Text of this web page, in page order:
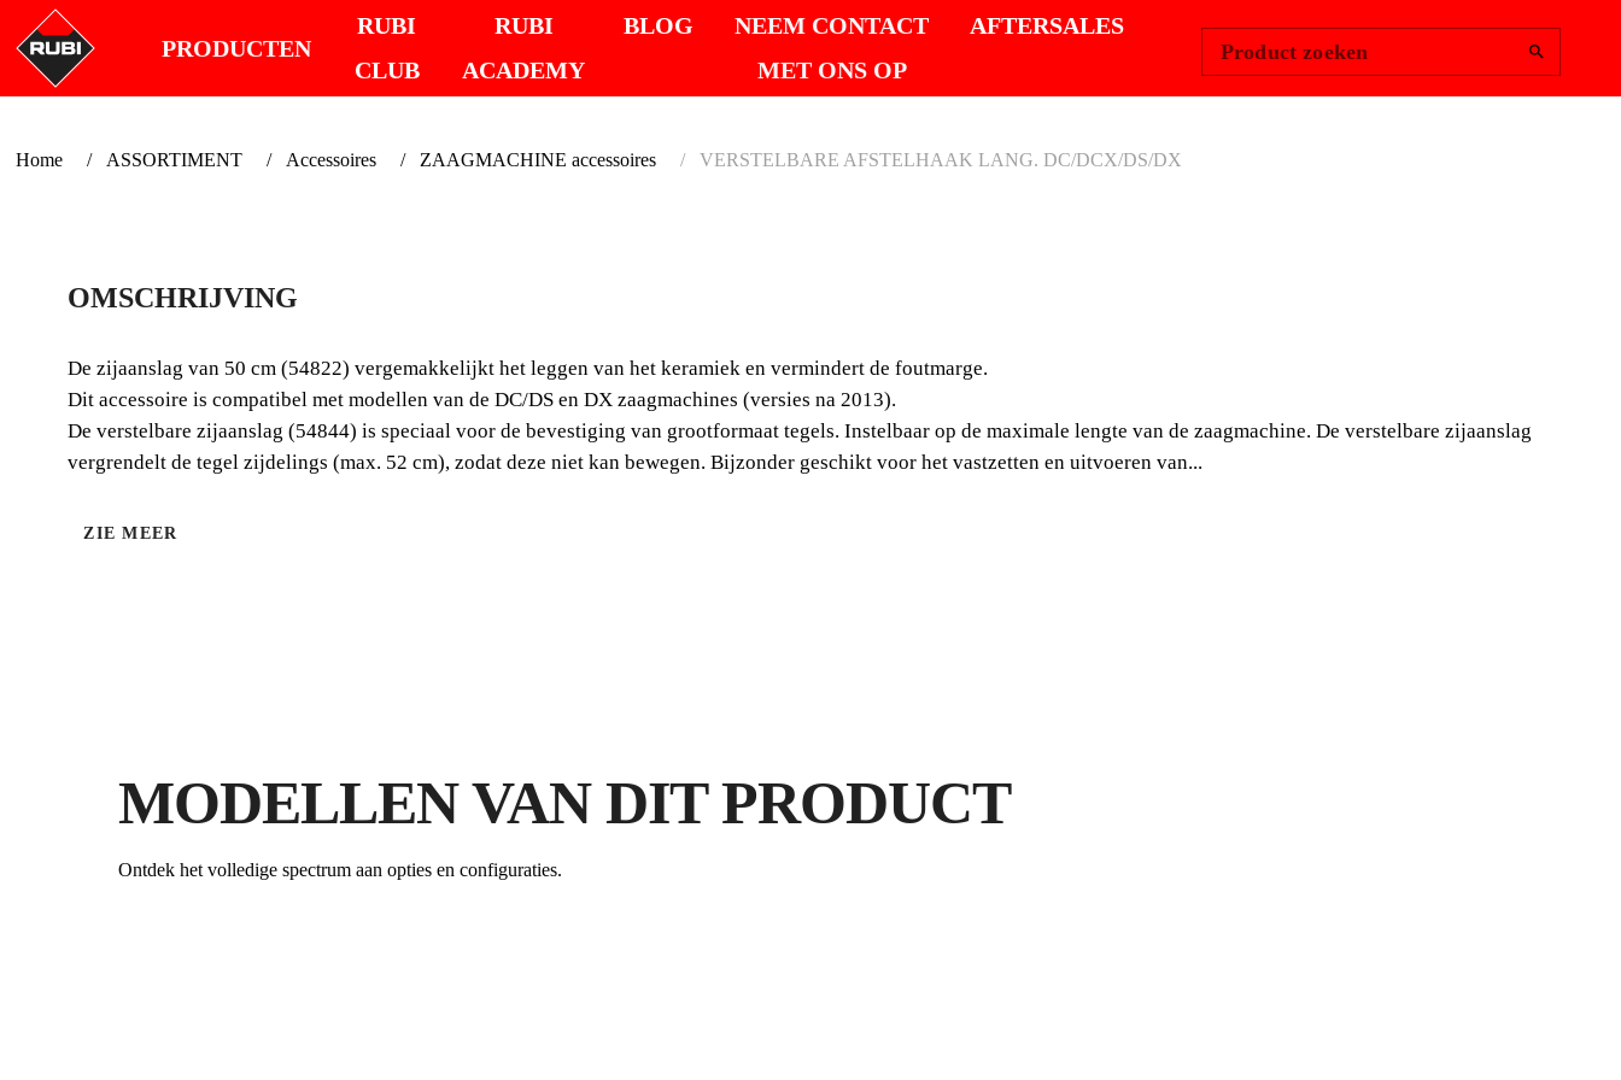
PRODUCTEN
RUBI
CLUB
RUBI
ACADEMY
BLOG
NEEM CONTACT
MET ONS OP
AFTERSALES
Product zoeken
Home ASSORTIMENT Accessoires ZAAGMACHINE accessoires VERSTELBARE AFSTELHAAK LANG. DC/DCX/DS/DX
DC/DCX/DS/DX
De zijaanslag van 50 cm (54822) vergemakkelijkt het leggen van het keramiek
OMSCHRIJVING
De zijaanslag van 50 cm (54822) vergemakkelijkt het leggen van het keramiek en vermindert de foutmarge.
Dit accessoire is compatibel met modellen van de DC/DS en DX zaagmachines (versies na 2013).
De verstelbare zijaanslag (54844) is speciaal voor de bevestiging van grootformaat tegels. Instelbaar op de maximale lengte van de zaagmachine. De verstelbare zijaanslag
vergrendelt de tegel zijdelings (max. 52 cm), zodat deze niet kan bewegen. Bijzonder geschikt voor het vastzetten en uitvoeren van...
ZIE MEER
MODELLEN VAN DIT PRODUCT
Ontdek het volledige spectrum aan opties en configuraties.